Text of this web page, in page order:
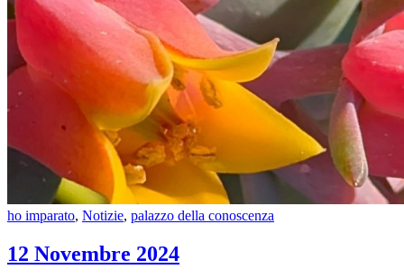
ho imparato, Notizie, palazzo della conoscenza
12 Novembre 2024